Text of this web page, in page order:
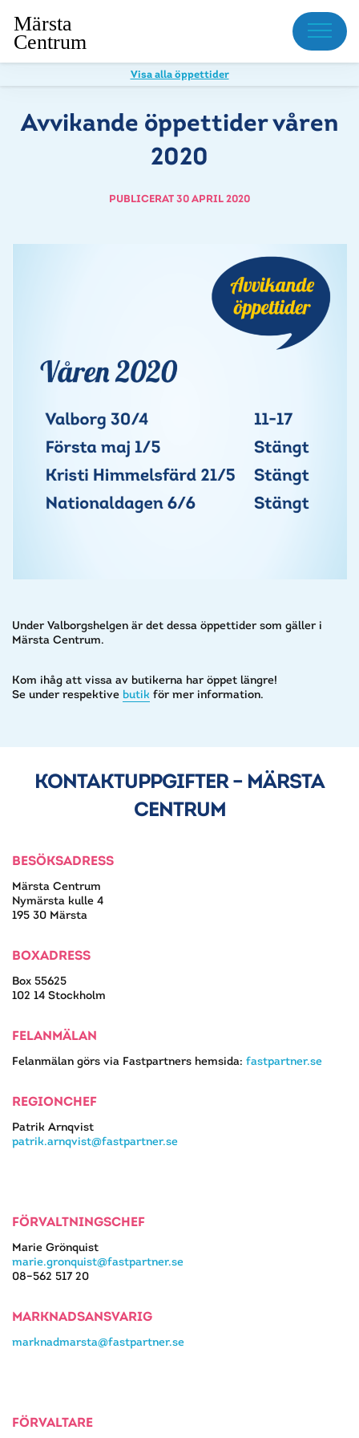
Meny
Visa alla öppettider
Avvikande öppettider våren
2020
PUBLICERAT 30 APRIL 2020
Under Valborgshelgen är det dessa öppettider som gäller i
Märsta Centrum.
Kom ihåg att vissa av butikerna har öppet längre!
Se under respektive butik för mer information.
KONTAKTUPPGIFTER – MÄRSTA
CENTRUM
BESÖKSADRESS
Märsta Centrum
Nymärsta kulle 4
195 30 Märsta
BOXADRESS
Box 55625
102 14 Stockholm
FELANMÄLAN
Felanmälan görs via Fastpartners hemsida: fastpartner.se
REGIONCHEF
Patrik Arnqvist
patrik.arnqvist@fastpartner.se
FÖRVALTNINGSCHEF
Marie Grönquist
marie.gronquist@fastpartner.se
08–562 517 20
MARKNADSANSVARIG
marknadmarsta@fastpartner.se
FÖRVALTARE